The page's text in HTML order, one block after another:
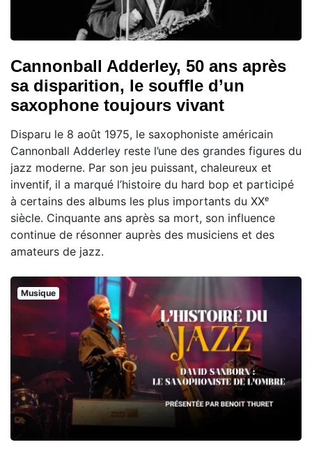
Cannonball Adderley, 50 ans après
sa disparition, le souffle d’un
saxophone toujours vivant
Disparu le 8 août 1975, le saxophoniste américain
Cannonball Adderley reste l’une des grandes figures du
jazz moderne. Par son jeu puissant, chaleureux et
inventif, il a marqué l’histoire du hard bop et participé
à certains des albums les plus importants du XXᵉ
siècle. Cinquante ans après sa mort, son influence
continue de résonner auprès des musiciens et des
amateurs de jazz.
Musique